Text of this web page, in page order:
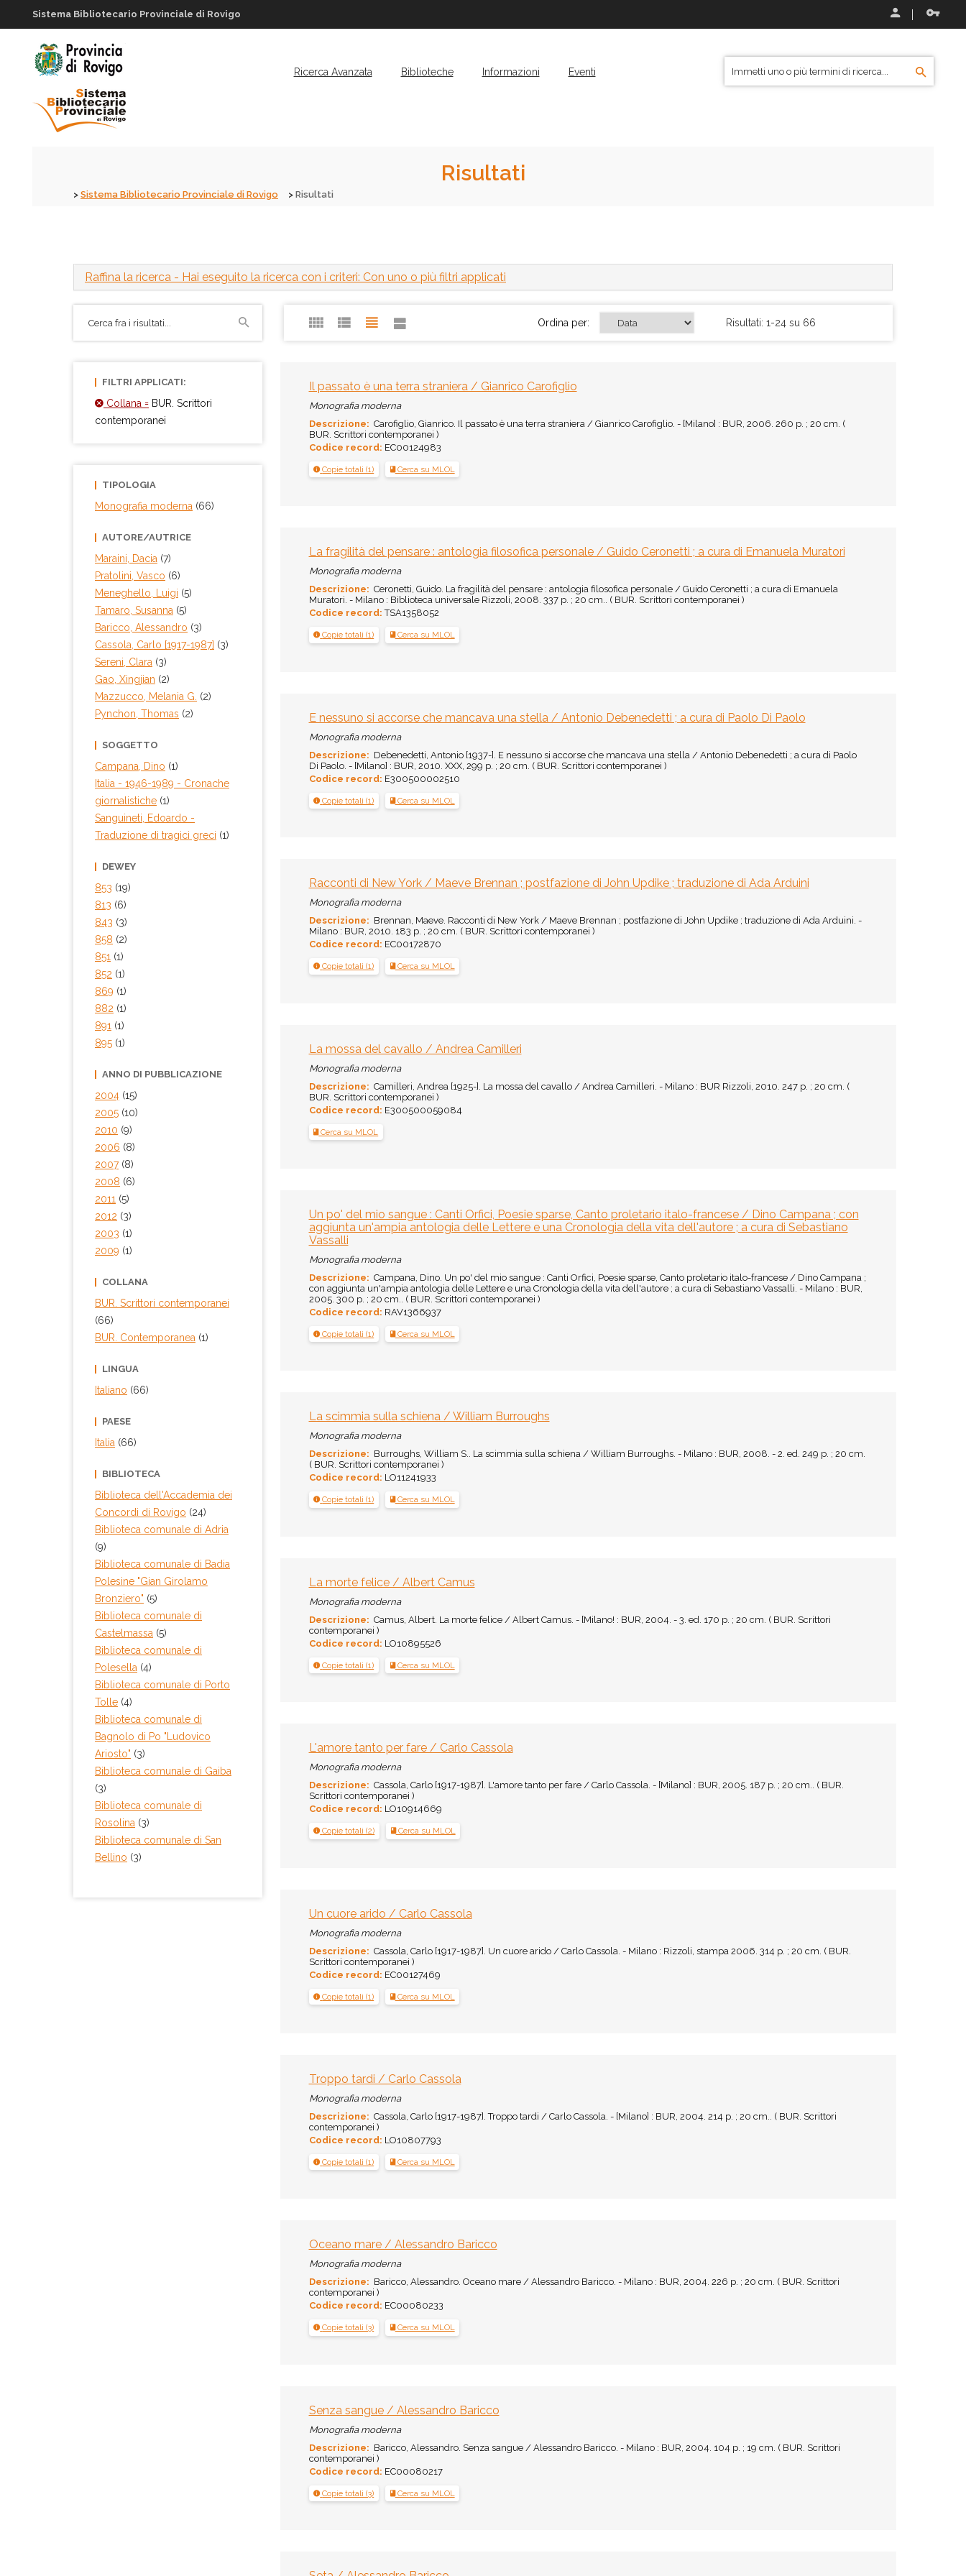
Sistema Bibliotecario Provinciale di Rovigo
Ricerca Avanzata Biblioteche Informazioni Eventi
Risultati
Sistema Bibliotecario Provinciale di Rovigo Risultati
Raffina la ricerca - Hai eseguito la ricerca con i criteri: Con uno o più filtri applicati
Ordina per: Risultati: 1-24 su 66
Il passato è una terra straniera / Gianrico Carofiglio
Monografia moderna
Descrizione: Carofiglio, Gianrico. Il passato è una terra straniera / Gianrico Carofiglio. - [Milano] : BUR, 2006. 260 p. ; 20 cm. (
BUR. Scrittori contemporanei )
Codice record: EC00124983
Copie totali (1) Cerca su MLOL
La fragilità del pensare : antologia filosofica personale / Guido Ceronetti ; a cura di Emanuela Muratori
Monografia moderna
Descrizione: Ceronetti, Guido. La fragilità del pensare : antologia filosofica personale / Guido Ceronetti ; a cura di Emanuela
Muratori. - Milano : Biblioteca universale Rizzoli, 2008. 337 p. ; 20 cm.. ( BUR. Scrittori contemporanei )
Codice record: TSA1358052
Copie totali (1) Cerca su MLOL
E nessuno si accorse che mancava una stella / Antonio Debenedetti ; a cura di Paolo Di Paolo
Monografia moderna
Descrizione: Debenedetti, Antonio [1937-]. E nessuno si accorse che mancava una stella / Antonio Debenedetti ; a cura di Paolo
Di Paolo. - [Milano] : BUR, 2010. XXX, 299 p. ; 20 cm. ( BUR. Scrittori contemporanei )
Codice record: E300500002510
Copie totali (1) Cerca su MLOL
Racconti di New York / Maeve Brennan ; postfazione di John Updike ; traduzione di Ada Arduini
Monografia moderna
Descrizione: Brennan, Maeve. Racconti di New York / Maeve Brennan ; postfazione di John Updike ; traduzione di Ada Arduini. -
Milano : BUR, 2010. 183 p. ; 20 cm. ( BUR. Scrittori contemporanei )
Codice record: EC00172870
Copie totali (1) Cerca su MLOL
La mossa del cavallo / Andrea Camilleri
Monografia moderna
Descrizione: Camilleri, Andrea [1925-]. La mossa del cavallo / Andrea Camilleri. - Milano : BUR Rizzoli, 2010. 247 p. ; 20 cm. (
BUR. Scrittori contemporanei )
Codice record: E300500059084
Cerca su MLOL
Un po' del mio sangue : Canti Orfici, Poesie sparse, Canto proletario italo-francese / Dino Campana ; con
aggiunta un'ampia antologia delle Lettere e una Cronologia della vita dell'autore ; a cura di Sebastiano
Vassalli
Monografia moderna
Descrizione: Campana, Dino. Un po' del mio sangue : Canti Orfici, Poesie sparse, Canto proletario italo-francese / Dino Campana ;
con aggiunta un'ampia antologia delle Lettere e una Cronologia della vita dell'autore ; a cura di Sebastiano Vassalli. - Milano : BUR,
2005. 300 p. ; 20 cm.. ( BUR. Scrittori contemporanei )
Codice record: RAV1366937
Copie totali (1) Cerca su MLOL
La scimmia sulla schiena / William Burroughs
Monografia moderna
Descrizione: Burroughs, William S.. La scimmia sulla schiena / William Burroughs. - Milano : BUR, 2008. - 2. ed. 249 p. ; 20 cm.
( BUR. Scrittori contemporanei )
Codice record: LO11241933
Copie totali (1) Cerca su MLOL
La morte felice / Albert Camus
Monografia moderna
Descrizione: Camus, Albert. La morte felice / Albert Camus. - [Milano! : BUR, 2004. - 3. ed. 170 p. ; 20 cm. ( BUR. Scrittori
contemporanei )
Codice record: LO10895526
Copie totali (1) Cerca su MLOL
L'amore tanto per fare / Carlo Cassola
Monografia moderna
Descrizione: Cassola, Carlo [1917-1987]. L'amore tanto per fare / Carlo Cassola. - [Milano] : BUR, 2005. 187 p. ; 20 cm.. ( BUR.
Scrittori contemporanei )
Codice record: LO10914669
Copie totali (2) Cerca su MLOL
Un cuore arido / Carlo Cassola
Monografia moderna
Descrizione: Cassola, Carlo [1917-1987]. Un cuore arido / Carlo Cassola. - Milano : Rizzoli, stampa 2006. 314 p. ; 20 cm. ( BUR.
Scrittori contemporanei )
Codice record: EC00127469
Copie totali (1) Cerca su MLOL
Troppo tardi / Carlo Cassola
Monografia moderna
Descrizione: Cassola, Carlo [1917-1987]. Troppo tardi / Carlo Cassola. - [Milano] : BUR, 2004. 214 p. ; 20 cm.. ( BUR. Scrittori
contemporanei )
Codice record: LO10807793
Copie totali (1) Cerca su MLOL
Oceano mare / Alessandro Baricco
Monografia moderna
Descrizione: Baricco, Alessandro. Oceano mare / Alessandro Baricco. - Milano : BUR, 2004. 226 p. ; 20 cm. ( BUR. Scrittori
contemporanei )
Codice record: EC00080233
Copie totali (3) Cerca su MLOL
Senza sangue / Alessandro Baricco
Monografia moderna
Descrizione: Baricco, Alessandro. Senza sangue / Alessandro Baricco. - Milano : BUR, 2004. 104 p. ; 19 cm. ( BUR. Scrittori
contemporanei )
Codice record: EC00080217
Copie totali (3) Cerca su MLOL
FILTRI APPLICATI:
Collana = BUR. Scrittori
contemporanei
TIPOLOGIA
Monografia moderna (66)
AUTORE/AUTRICE
Maraini, Dacia (7)
Pratolini, Vasco (6)
Meneghello, Luigi (5)
Tamaro, Susanna (5)
Baricco, Alessandro (3)
Cassola, Carlo [1917-1987] (3)
Sereni, Clara (3)
Gao, Xingjian (2)
Mazzucco, Melania G. (2)
Pynchon, Thomas (2)
SOGGETTO
Campana, Dino (1)
Italia - 1946-1989 - Cronache
giornalistiche (1)
Sanguineti, Edoardo -
Traduzione di tragici greci (1)
DEWEY
853 (19)
813 (6)
843 (3)
858 (2)
851 (1)
852 (1)
869 (1)
882 (1)
891 (1)
895 (1)
ANNO DI PUBBLICAZIONE
2004 (15)
2005 (10)
2010 (9)
2006 (8)
2007(8)
2008 (6)
2011 (5)
2012 (3)
2003 (1)
2009 (1)
COLLANA
BUR. Scrittori contemporanei
(66)
BUR. Contemporanea (1)
LINGUA
Italiano (66)
PAESE
Italia (66)
BIBLIOTECA
Biblioteca dell'Accademia dei
Concordi di Rovigo (24)
Biblioteca comunale di Adria
(9)
Biblioteca comunale di Badia
Polesine "Gian Girolamo
Bronziero" (5)
Biblioteca comunale di
Castelmassa (5)
Biblioteca comunale di
Polesella (4)
Biblioteca comunale di Porto
Tolle (4)
Biblioteca comunale di
Bagnolo di Po "Ludovico
Ariosto" (3)
Biblioteca comunale di Gaiba
(3)
Biblioteca comunale di
Rosolina (3)
Biblioteca comunale di San
Bellino (3)